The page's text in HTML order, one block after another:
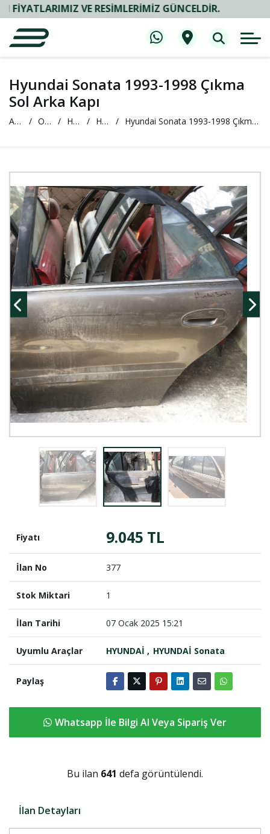
VE RESIMLERIMIZ GÜNCELDIR.
Hyundai Sonata 1993-1998 Çıkma
Sol Arka Kapı
Anasayfa Oto Çıkma ve Yedek Parça HYUNDAİ HYUNDAİ Sonata Hyundai Sonata 1993-1998 Çıkma Sol Arka Kapı
Fiyatı 9.045 TL
İlan No 377
Stok Miktari 1
İlan Tarihi 07 Ocak 2025 15:21
Uyumlu Araçlar HYUNDAİ HYUNDAİ Sonata
Paylaş
Whatsapp İle Bilgi Al Veya Sipariş Ver
Bu ilan 641 defa görüntülendi.
İlan Detayları